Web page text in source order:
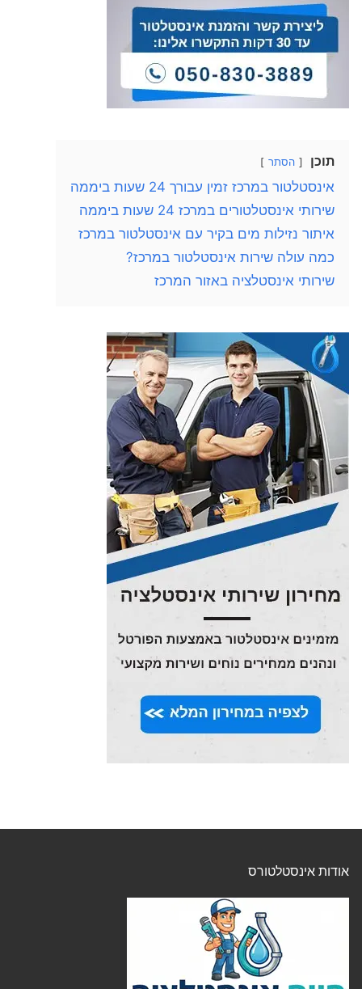
תוכן הסתר
אינסטלטור במרכז זמין עבורך 24 שעות ביממה
שירותי אינסטלטורים במרכז 24 שעות ביממה
איתור נזילות מים בקיר עם אינסטלטור במרכז
כמה עולה שירות אינסטלטור במרכז?
שירותי אינסטלציה באזור המרכז
אודות אינסטלטורס